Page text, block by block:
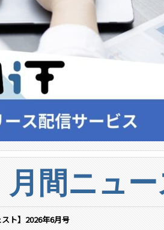
月間ニュ
スト】2026年6月号